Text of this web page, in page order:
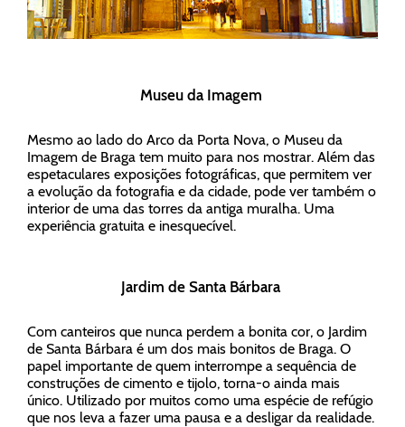
Museu da Imagem
Mesmo ao lado do Arco da Porta Nova, o Museu da
Imagem de Braga tem muito para nos mostrar. Além das
espetaculares exposições fotográficas, que permitem ver
a evolução da fotografia e da cidade, pode ver também o
interior de uma das torres da antiga muralha. Uma
experiência gratuita e inesquecível.
Jardim de Santa Bárbara
Com canteiros que nunca perdem a bonita cor, o Jardim
de Santa Bárbara é um dos mais bonitos de Braga. O
papel importante de quem interrompe a sequência de
construções de cimento e tijolo, torna-o ainda mais
único. Utilizado por muitos como uma espécie de refúgio
que nos leva a fazer uma pausa e a desligar da realidade.